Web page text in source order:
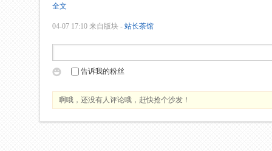
全文
04-07 17:10 来自版块 - 站长茶馆
告诉我的粉丝
啊哦，还没有人评论哦，赶快抢个沙发！